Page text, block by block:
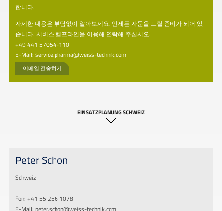
합니다.
자세한 내용은 부담없이 알아보세요. 언제든 자문을 드릴 준비가 되어 있
습니다. 서비스 헬프라인을 이용해 연락해 주십시오.
+49 441 57054-110
E-Mail: service.pharma@weiss-technik.com
이메일 전송하기
EINSATZPLANUNG SCHWEIZ
Peter Schon
Schweiz
Fon: +41 55 256 1078
E-Mail: peter.schon@weiss-technik.com